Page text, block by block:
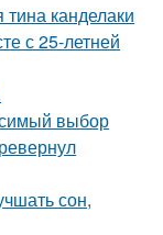
канделаки
с 25-летней
выбор
сон,